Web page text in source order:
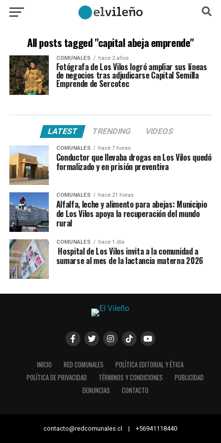
All posts tagged "capital abeja emprende"
COMUNALES hace 2 años
Fotógrafa de Los Vilos logró ampliar sus líneas
de negocios tras adjudicarse Capital Semilla
Emprende de Sercotec
LATEST TRENDING VIDEOS
COMUNALES hace 7 horas
Conductor que llevaba drogas en Los Vilos quedó
formalizado y en prisión preventiva
COMUNALES hace 21 horas
Alfalfa, leche y alimento para abejas: Municipio
de Los Vilos apoya la recuperación del mundo
rural
COMUNALES hace 1 día
Hospital de Los Vilos invita a la comunidad a
sumarse al mes de la lactancia materna 2026
INICIO RED COMUNALES
POLÍTICA EDITORIAL Y ÉTICA
POLÍTICA DE PRIVACIDAD
TÉRMINOS Y CONDICIONES
PUBLICIDAD
DENUNCIAS
CONTACTO
contacto@redcomunales.cl | +56941118440